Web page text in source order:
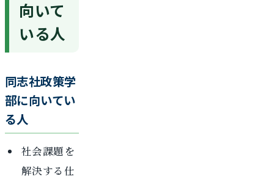
向いて
いる人
同志社政策学
部に向いてい
る人
社会課題を
解決する仕